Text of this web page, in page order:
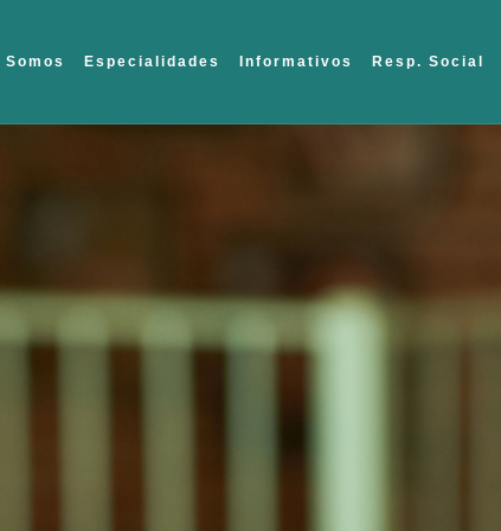
Somos Especialidades Informativos Resp. Social